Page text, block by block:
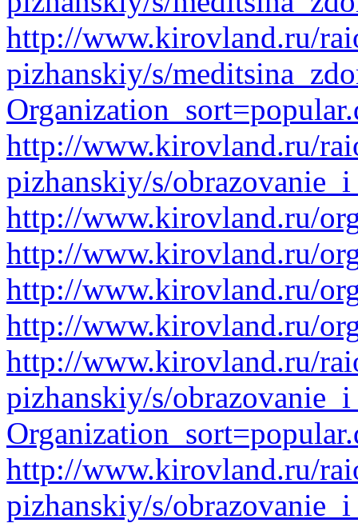
http://www.kirovland.ru/
pizhanskiy/s/
http://www.kirovland.ru/
pizhanskiy/s/
http://www.kirovland.ru/
http://www.kirovland.ru/
http://www.kirovland.ru/
http://www.kirovland.ru/
http://www.kirovland.ru/
pizhanskiy/s/
http://www.kirovland.ru/
pizhanskiy/s/